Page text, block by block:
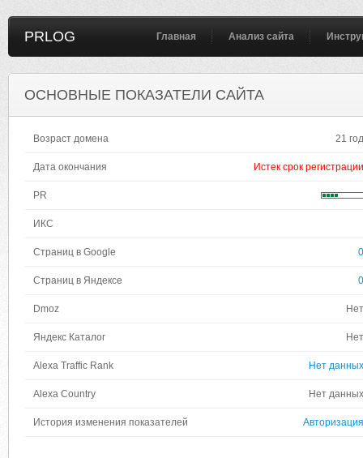
PRLOG Главная Анализ сайта
ОСНОВНЫЕ ПОКАЗАТЕЛИ САЙТА
Возраст домена 21 год
Дата окончания Истек срок регистрации
PR
ИКС
Страниц в Google 0
Страниц в Яндексе 0
Dmoz Нет
Яндекс Каталог Нет
Alexa Traffic Rank Нет данных
Alexa Country Нет данных
История изменения показателей Авторизация